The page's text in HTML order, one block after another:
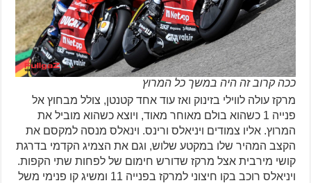
ככה קרוב זה היה במשך כל המרוץ
מרקז עולה לווילי בזינוק ואז עוד אחד קטנטן, צולל מבחוץ אל
פנייה 1 כשהוא בולם מאוחר מאוד, ויוצא כשהוא מוביל את
המרוץ. אליו צמודים ויניאלס ורינס. וינאלס מנסה למקסם את
הקצב המהיר שלו במקטע שלוש, וגם את הצמיג הקדמי בדרגת
קושי מירבית אצל מרקז שדורש חימום של לפחות שתי הקפות.
ויניאלס רוכב בקו חיצוני למרקז בפנייה 11 ומשיג קו פנימי משל